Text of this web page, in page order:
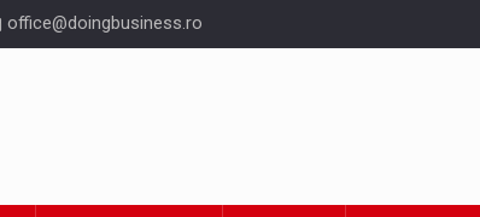
office@doingbusiness.ro